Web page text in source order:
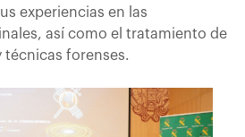
experiencias en las
así como el tratamiento de
técnicas forenses.